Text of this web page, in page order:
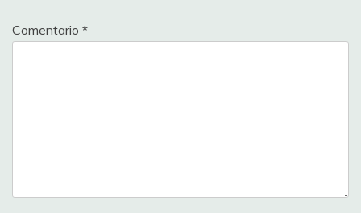
Comentario *